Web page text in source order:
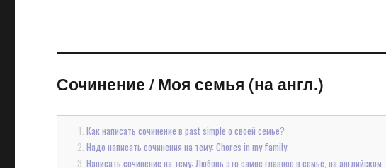
Сочинение/Моя семья (на англ.)
Как написать сочинение в past simple о своей семье?
Надо написать сочинения на тему: Chores in my family.
Написать сочинение на тему: Любовь это самое главное в семье, на английском